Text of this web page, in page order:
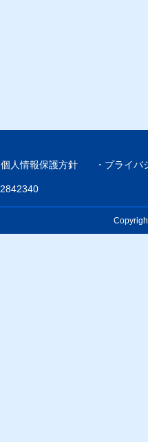
個人情報保護方針 ・ プライバ
2842340